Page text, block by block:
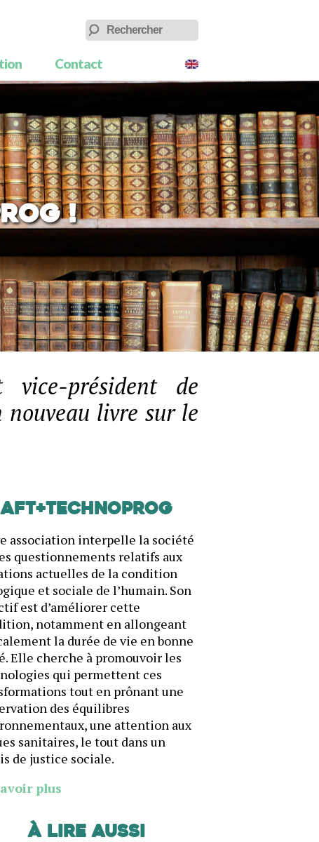
Contact
!
président de
livre sur le
AFT+Technoprog
association interpelle la société
questionnements relatifs aux
actuelles de la condition
et sociale de l’humain. Son
est d’améliorer cette
notamment en allongeant
la durée de vie en bonne
Elle cherche à promouvoir les
qui permettent ces
tout en prônant une
des équilibres
une attention aux
sanitaires, le tout dans un
de justice sociale.
plus
À lire aussi